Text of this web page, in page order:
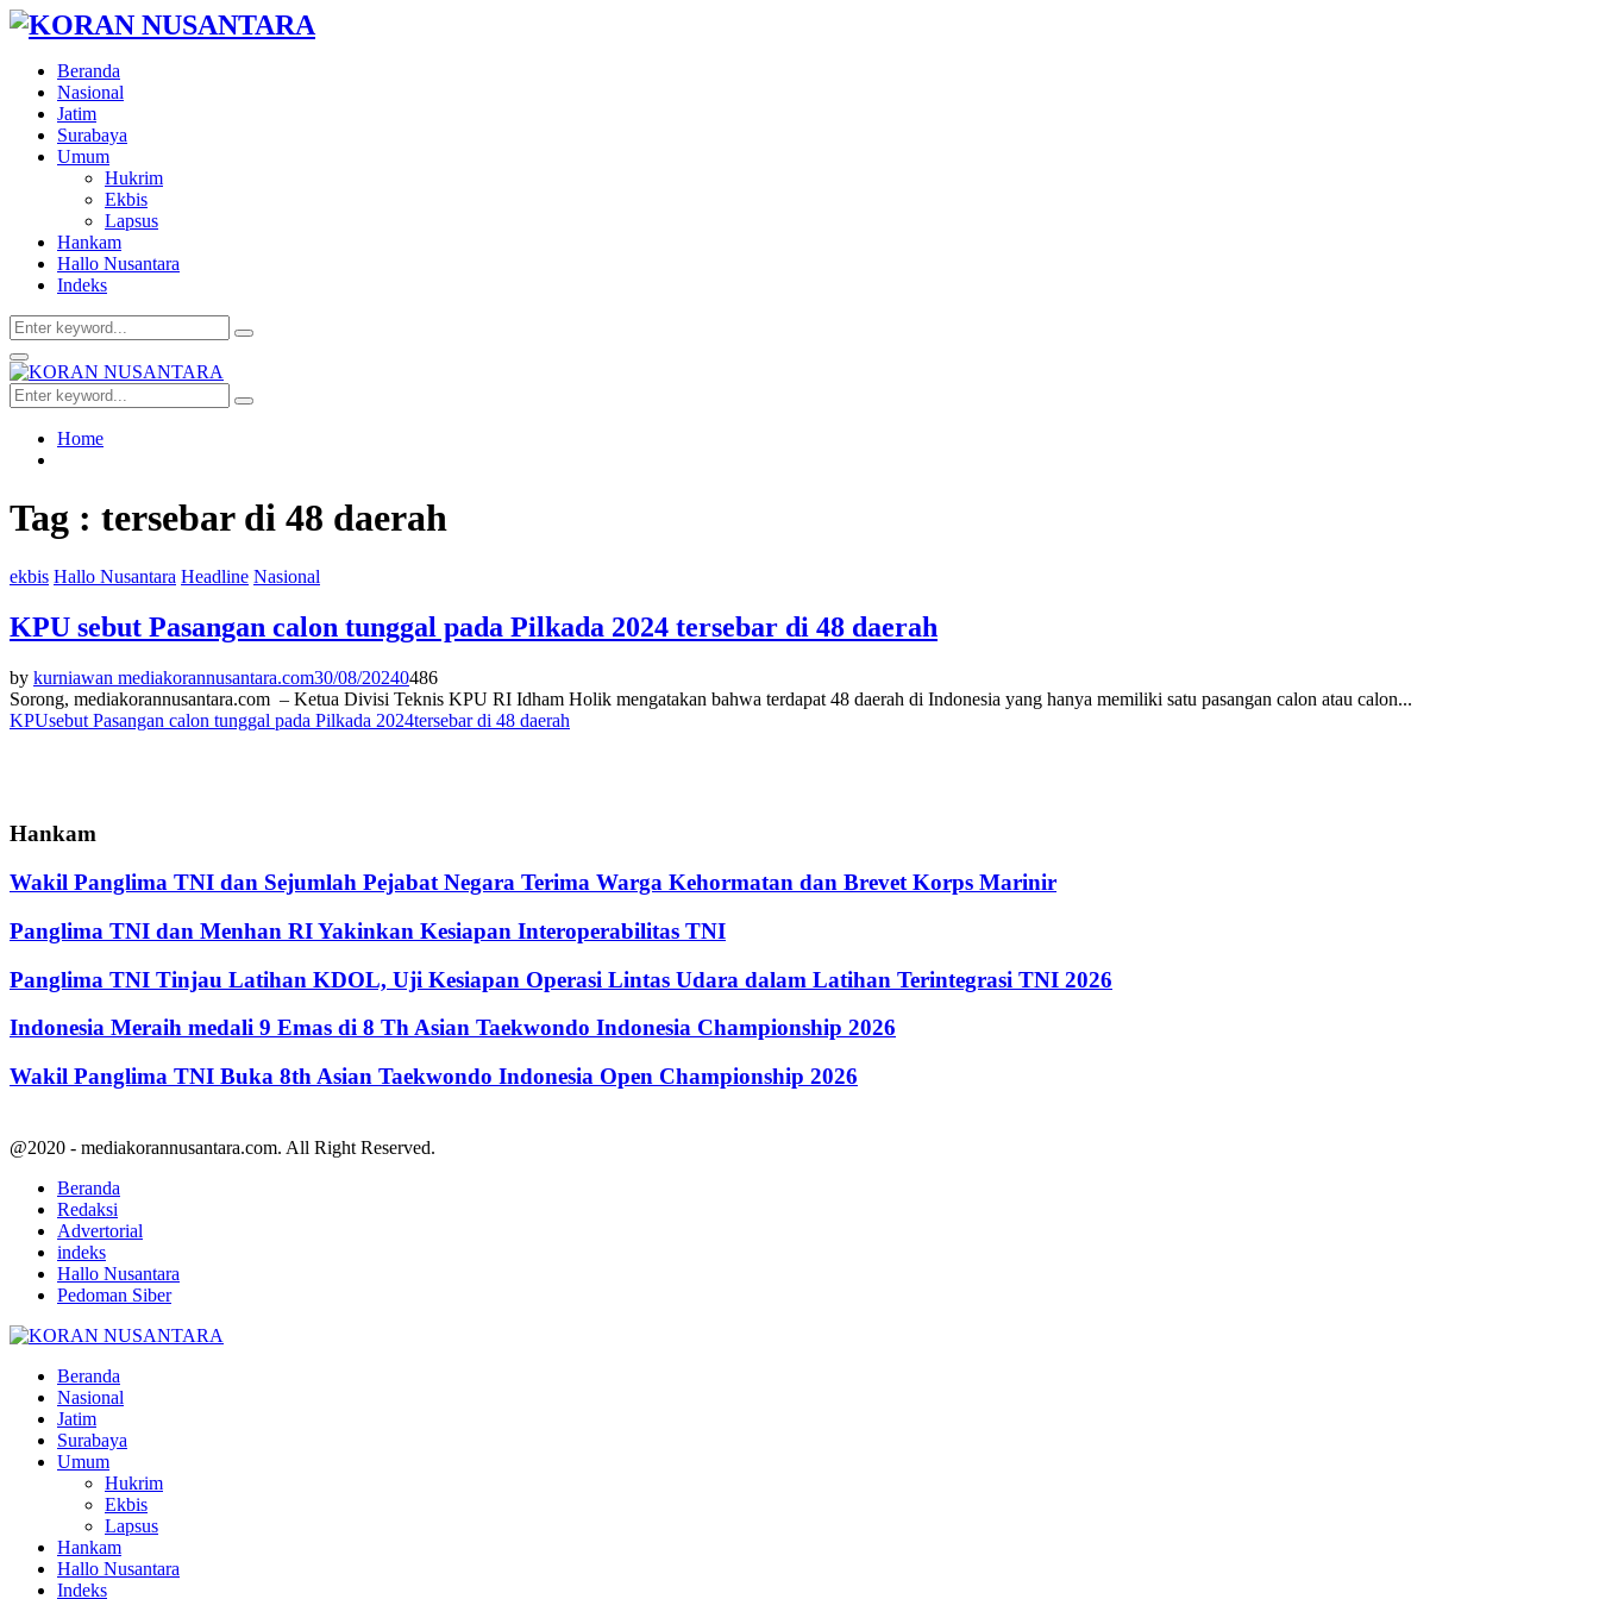
Beranda
Nasional
Jatim
Surabaya
Umum
Hukrim
Ekbis
Lapsus
Hankam
Hallo Nusantara
Indeks
Search
for:
Search
Facebook
Twitter
Youtube
Primary
Menu
Search
for:
Search
Home
Tag : tersebar di 48 daerah
ekbis Hallo Nusantara Headline Nasional
KPU sebut Pasangan calon tunggal pada Pilkada 2024 tersebar di 48 daerah
by kurniawan mediakorannusantara.com30/08/20240486
Sorong, mediakorannusantara.com – Ketua Divisi Teknis KPU RI Idham Holik mengatakan bahwa terdapat 48 daerah di Indonesia yang hanya memiliki satu pasangan calon atau calon...
KPUsebut Pasangan calon tunggal pada Pilkada 2024tersebar di 48 daerah
Hankam
Wakil Panglima TNI dan Sejumlah Pejabat Negara Terima Warga Kehormatan dan Brevet Korps Marinir
Panglima TNI dan Menhan RI Yakinkan Kesiapan Interoperabilitas TNI
Panglima TNI Tinjau Latihan KDOL, Uji Kesiapan Operasi Lintas Udara dalam Latihan Terintegrasi TNI 2026
Indonesia Meraih medali 9 Emas di 8 Th Asian Taekwondo Indonesia Championship 2026
Wakil Panglima TNI Buka 8th Asian Taekwondo Indonesia Open Championship 2026
@2020 - mediakorannusantara.com. All Right Reserved.
Beranda
Redaksi
Advertorial
indeks
Hallo Nusantara
Pedoman Siber
Beranda
Nasional
Jatim
Surabaya
Umum
Hukrim
Ekbis
Lapsus
Hankam
Hallo Nusantara
Indeks